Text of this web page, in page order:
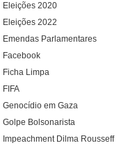
Eleições 2020
Eleições 2022
Emendas Parlamentares
Facebook
Ficha Limpa
FIFA
Genocídio em Gaza
Golpe Bolsonarista
Impeachment Dilma Rousseff